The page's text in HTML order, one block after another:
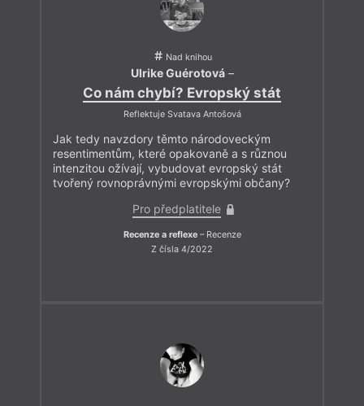
Nad knihou
Ulrike Guérotová–
Co nám chybí? Evropský stát
Reflektuje Svatava Antošová
Jak tedy navzdory těmto národoveckým
resentimentům, které opakovaně a s různou
intenzitou ožívají, vybudovat evropský stát
tvořený rovnoprávnými evropskými občany?
Pro předplatitele
Recenze a reflexe– Recenze
Z čísla 4/2022